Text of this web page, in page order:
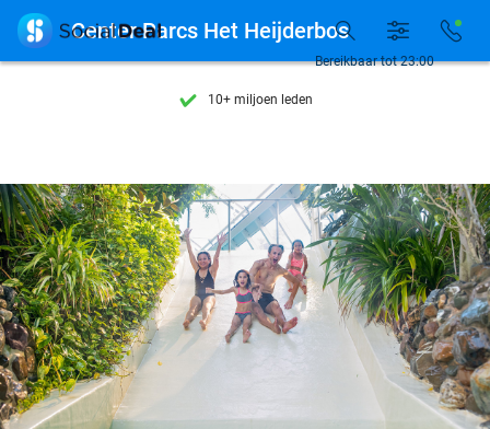
7 dagen per week beschikbaar
10+ miljoen leden
7 dagen per week beschikbaar
10+ miljoen leden
Bereikbaar tot 23:00
 Center Parcs Het Heijderbos